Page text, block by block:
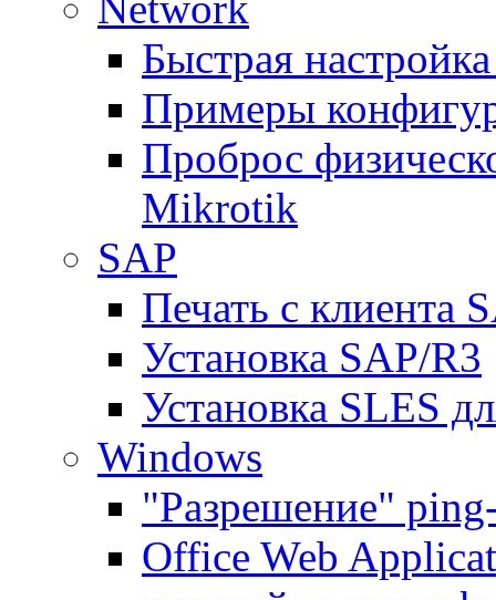
Быстрая
Примеры
Проброс
Mikrotik
SAP
Печать с клиента
Установка SAP/R3
Установка SLES
Windows
"Разрешение"
Office Web